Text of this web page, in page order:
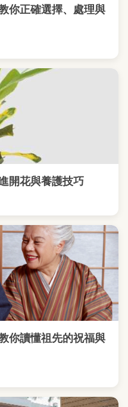
你正確選擇、處理與
開花與養護技巧
你讀懂祖先的祝福與